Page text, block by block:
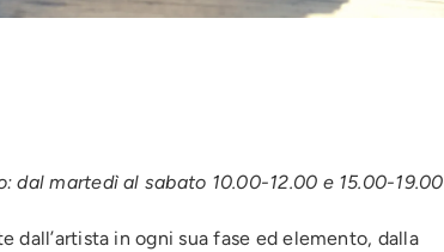
dal martedì al sabato 10.00-12.00 e 15.00-19.00
dall’artista in ogni sua fase ed elemento, dalla